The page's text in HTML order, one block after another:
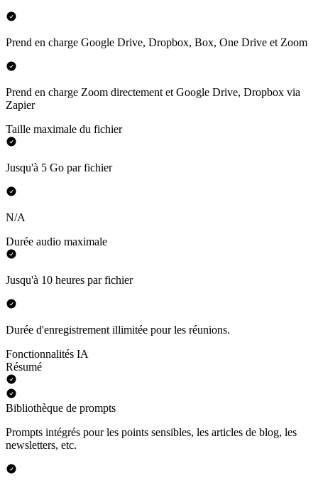
Prend en charge Google Drive, Dropbox, Box, One Drive et Zoom
Prend en charge Zoom directement et Google Drive, Dropbox via
Zapier
Taille maximale du fichier
Jusqu'à 5 Go par fichier
N/A
Durée audio maximale
Jusqu'à 10 heures par fichier
Durée d'enregistrement illimitée pour les réunions.
Fonctionnalités IA
Résumé
Bibliothèque de prompts
Prompts intégrés pour les points sensibles, les articles de blog, les
newsletters, etc.